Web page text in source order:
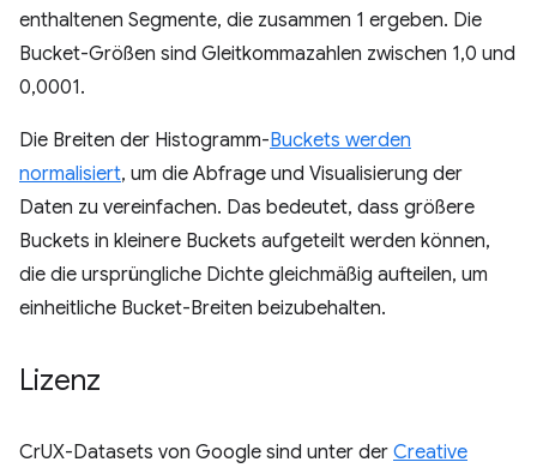
enthaltenen Segmente, die zusammen 1 ergeben. Die
Bucket-Größen sind Gleitkommazahlen zwischen 1,0 und
0,0001.
Die Breiten der Histogramm-Buckets werden
normalisiert, um die Abfrage und Visualisierung der
Daten zu vereinfachen. Das bedeutet, dass größere
Buckets in kleinere Buckets aufgeteilt werden können,
die die ursprüngliche Dichte gleichmäßig aufteilen, um
einheitliche Bucket-Breiten beizubehalten.
Lizenz
CrUX-Datasets von Google sind unter der Creative